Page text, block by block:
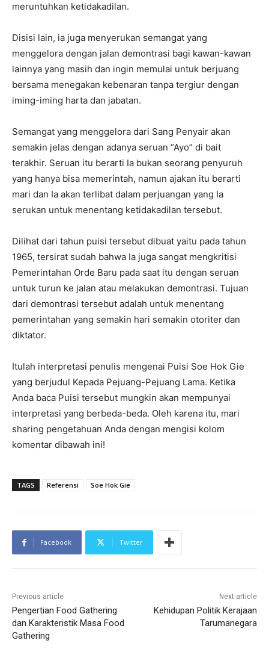
meruntuhkan ketidakadilan.
Disisi lain, ia juga menyerukan semangat yang
menggelora dengan jalan demontrasi bagi kawan-kawan
lainnya yang masih dan ingin memulai untuk berjuang
bersama menegakan kebenaran tanpa tergiur dengan
iming-iming harta dan jabatan.
Semangat yang menggelora dari Sang Penyair akan
semakin jelas dengan adanya seruan “Ayo” di bait
terakhir. Seruan itu berarti Ia bukan seorang penyuruh
yang hanya bisa memerintah, namun ajakan itu berarti
mari dan Ia akan terlibat dalam perjuangan yang Ia
serukan untuk menentang ketidakadilan tersebut.
Dilihat dari tahun puisi tersebut dibuat yaitu pada tahun
1965, tersirat sudah bahwa Ia juga sangat mengkritisi
Pemerintahan Orde Baru pada saat itu dengan seruan
untuk turun ke jalan atau melakukan demontrasi. Tujuan
dari demontrasi tersebut adalah untuk menentang
pemerintahan yang semakin hari semakin otoriter dan
diktator.
Itulah interpretasi penulis mengenai Puisi Soe Hok Gie
yang berjudul Kepada Pejuang-Pejuang Lama. Ketika
Anda baca Puisi tersebut mungkin akan mempunyai
interpretasi yang berbeda-beda. Oleh karena itu, mari
sharing pengetahuan Anda dengan mengisi kolom
komentar dibawah ini!
TAGS Referensi Soe Hok Gie
Facebook Twitter
Previous article
Pengertian Food Gathering
dan Karakteristik Masa Food
Gathering
Next article
Kehidupan Politik Kerajaan
Tarumanegara